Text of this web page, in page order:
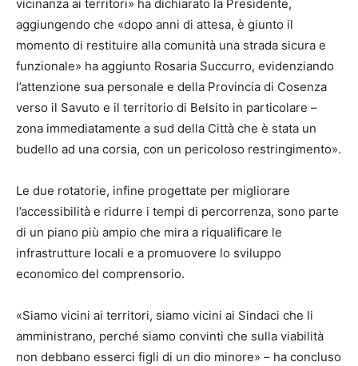
vicinanza ai territori» ha dichiarato la Presidente,
aggiungendo che «dopo anni di attesa, è giunto il
momento di restituire alla comunità una strada sicura e
funzionale» ha aggiunto Rosaria Succurro, evidenziando
l’attenzione sua personale e della Provincia di Cosenza
verso il Savuto e il territorio di Belsito in particolare –
zona immediatamente a sud della Città che è stata un
budello ad una corsia, con un pericoloso restringimento».
Le due rotatorie, infine progettate per migliorare
l’accessibilità e ridurre i tempi di percorrenza, sono parte
di un piano più ampio che mira a riqualificare le
infrastrutture locali e a promuovere lo sviluppo
economico del comprensorio.
«Siamo vicini ai territori, siamo vicini ai Sindaci che li
amministrano, perché siamo convinti che sulla viabilità
non debbano esserci figli di un dio minore» – ha concluso